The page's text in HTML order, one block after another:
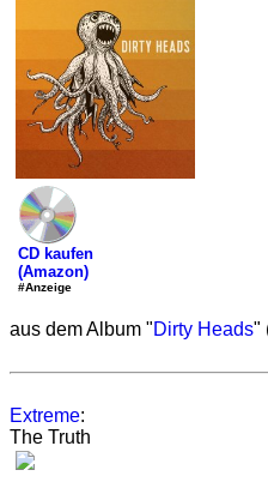
CD kaufen
(Amazon)
#Anzeige
aus dem Album "Dirty Heads"
Extreme:
The Truth